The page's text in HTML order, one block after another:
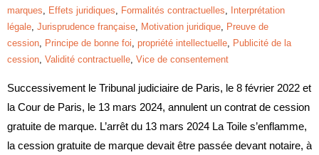
marques, Effets juridiques, Formalités contractuelles,
Interprétation
légale, Jurisprudence française, Motivation juridique, Preuve de
cession, Principe de bonne foi, propriété intellectuelle, Publicité de la
cession, Validité contractuelle, Vice de consentement
Successivement le Tribunal judiciaire de Paris, le 8 février 2022 et
la Cour de Paris, le 13 mars 2024, annulent un contrat de cession
gratuite de marque. L’arrêt du 13 mars 2024 La Toile s’enflamme,
la cession gratuite de marque devait être passée devant notaire, à